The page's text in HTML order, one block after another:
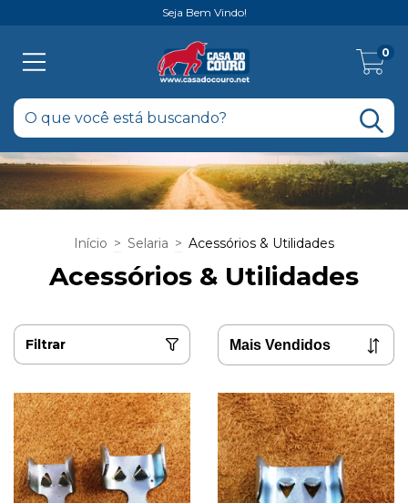
Seja Bem Vindo!
0
Início > Selaria > Acessórios & Utilidades
Acessórios & Utilidades
Filtrar